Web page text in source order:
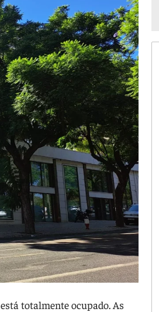
totalmente ocupado. As